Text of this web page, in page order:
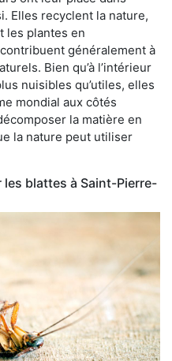
Elles recyclent la nature,
les plantes en
généralement à
Bien qu’à l’intérieur
nuisibles qu’utiles, elles
mondial aux côtés
la matière en
la nature peut utiliser
blattes à Saint-Pierre-